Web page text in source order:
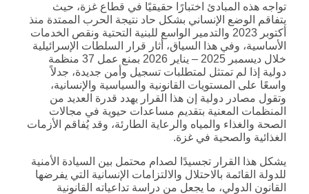
تواجه هذه المبادئ اختبارًا حقيقيًا في قطاع غزة، حيث
يتفاقم الوضع الإنساني بشكل حاد نتيجة الحرب الممتدة منذ
أكتوبر 2023 والتدمير الواسع للبنية التحتية ونقص الخدمات
الأساسية، وفي هذا السياق، أثار قرار السلطات الإسرائيلية
خلال ديسمبر 2025 – يناير 2026 بمنع عمل 37 منظمة
دولية إذا لم تمتثل لمتطلبات تسجيل وأمن جديدة، جدلاً
واسعًا على المستويات القانونية والسياسية والإنسانية،
وتقول مصادر دولية إن هذا القرار يهدد قدرة العديد من
المنظمات المعنية بتقديم مساعدات حيوية في مجالات
الصحة والغذاء والمياه والرعاية الطارئة، وقد يُفاقم الأزمات
الغذائية والصحية في غزة.
يشكل هذا القرار تجسيدًا لصدام محتمل بين السيادة الأمنية
للدولة القائمة بالاحتلال والالتزامات الإنسانية التي يفرضها
القانون الدولي، ما يجعل من دراسة تداعياته القانونية